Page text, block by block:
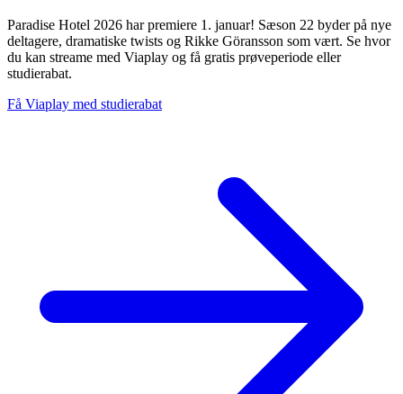
Paradise Hotel 2026 har premiere 1. januar! Sæson 22 byder på nye
deltagere, dramatiske twists og Rikke Göransson som vært. Se hvor
du kan streame med Viaplay og få gratis prøveperiode eller
studierabat.
Få Viaplay med studierabat